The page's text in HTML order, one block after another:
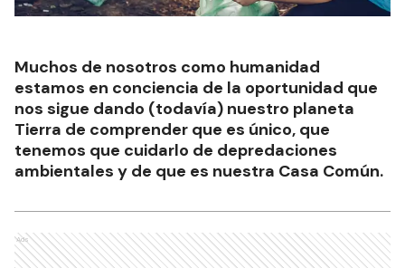
Muchos de nosotros como humanidad
estamos en conciencia de la oportunidad que
nos sigue dando (todavía) nuestro planeta
Tierra de comprender que es único, que
tenemos que cuidarlo de depredaciones
ambientales y de que es nuestra Casa Común.
Ads